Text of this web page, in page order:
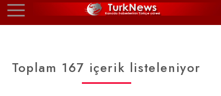
Toplam 167 içerik listeleniyor